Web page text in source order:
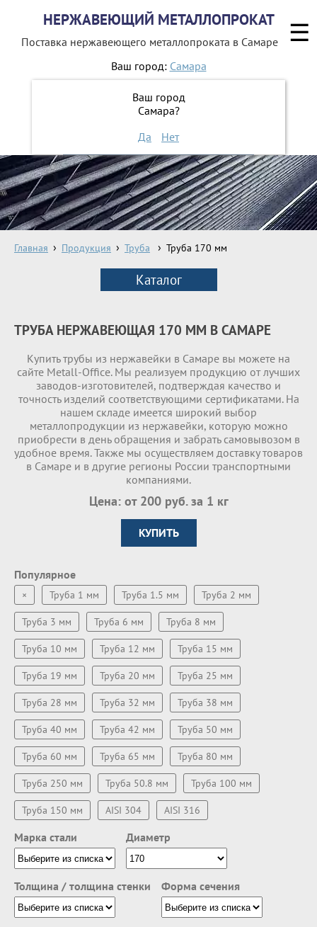
НЕРЖАВЕЮЩИЙ МЕТАЛЛОПРОКАТ
Поставка нержавеющего металлопроката в Самаре
Ваш город: Самара
Ваш город
Самара?
Да
Нет
8 800 551-16-44
ЗАКАЗАТЬ ОБРАТНЫЙ ЗВОНОК
Главная Продукция Труба Труба 170 мм
Каталог
ТРУБА НЕРЖАВЕЮЩАЯ 170 ММ В САМАРЕ
Купить трубы из нержавейки в Самаре вы можете на
сайте Metall-Office. Мы реализуем продукцию от лучших
заводов-изготовителей, подтверждая качество и
точность изделий соответствующими сертификатами. На
нашем складе имеетcя широкий выбор
металлопродукции из нержавейки, которую можно
приобрести в день обращения и забрать самовывозом в
удобное время. Также мы осуществляем доставку товаров
в Самаре и в другие регионы России транспортными
компаниями.
Цена: от 200 руб. за 1 кг
КУПИТЬ
Популярное
× Труба 1 мм Труба 1.5 мм Труба 2 мм
Труба 3 мм Труба 6 мм Труба 8 мм
Труба 10 мм Труба 12 мм Труба 15 мм
Труба 19 мм Труба 20 мм Труба 25 мм
Труба 28 мм Труба 32 мм Труба 38 мм
Труба 40 мм Труба 42 мм Труба 50 мм
Труба 60 мм Труба 65 мм Труба 80 мм
Труба 250 мм Труба 50.8 мм Труба 100 мм
Труба 150 мм AISI 304 AISI 316
Марка стали Диаметр
Толщина / толщина стенки Форма сечения
☰